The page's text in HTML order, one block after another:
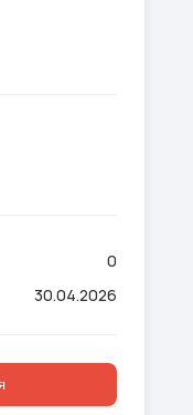
0
30.04.2026